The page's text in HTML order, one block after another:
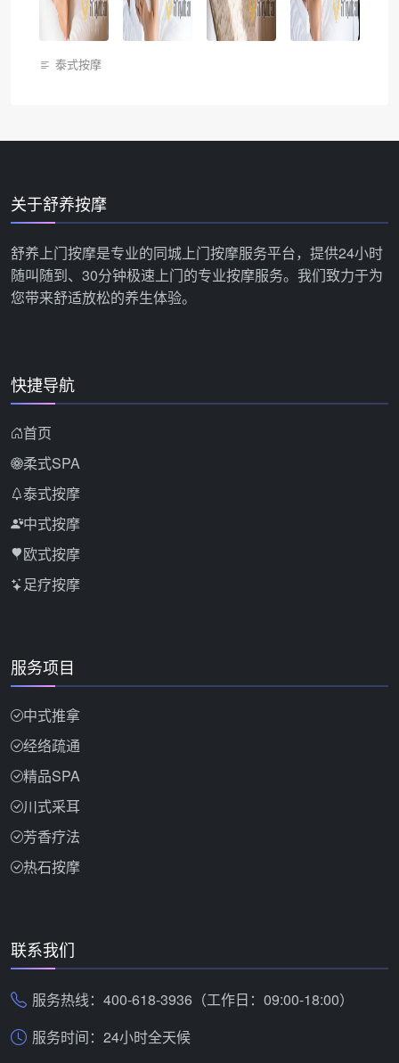
泰式按摩
关于舒养按摩
舒养上门按摩是专业的同城上门按摩服务平台，提供24小时
随叫随到、30分钟极速上门的专业按摩服务。我们致力于为
您带来舒适放松的养生体验。
快捷导航
首页
柔式SPA
泰式按摩
中式按摩
欧式按摩
足疗按摩
服务项目
中式推拿
经络疏通
精品SPA
川式采耳
芳香疗法
热石按摩
联系我们
服务热线：400-618-3936（工作日：09:00-18:00）
服务时间：24小时全天候